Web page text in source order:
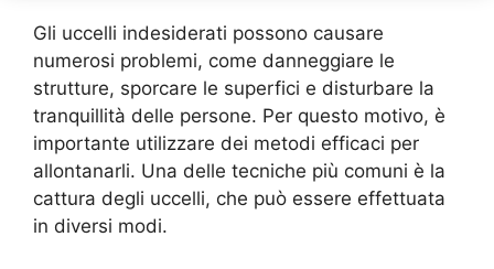
Gli uccelli indesiderati possono causare
numerosi problemi, come danneggiare le
strutture, sporcare le superfici e disturbare la
tranquillità delle persone. Per questo motivo, è
importante utilizzare dei metodi efficaci per
allontanarli. Una delle tecniche più comuni è la
cattura degli uccelli, che può essere effettuata
in diversi modi.